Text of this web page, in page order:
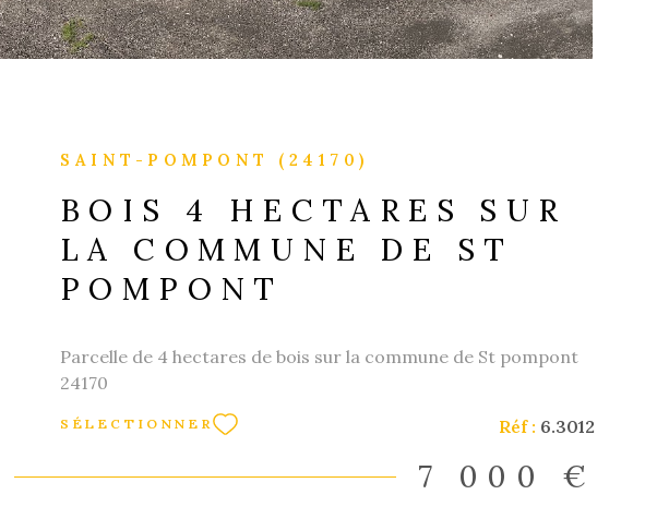
SAINT-POMPONT (24170)
BOIS 4 HECTARES SUR
LA COMMUNE DE ST
POMPONT
Parcelle de 4 hectares de bois sur la commune de St pompont
24170
SÉLECTIONNER Réf : 6.3012
7 000 €